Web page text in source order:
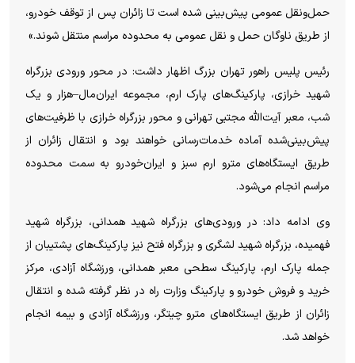
حمل‌ونقل عمومی پیش‌بینی شده است تا زائران پس از توقف خودرو،
از طریق ناوگان حمل و نقل عمومی به محدوده مراسم منتقل شوند.»
رئیس پلیس راهور تهران بزرگ اظهار داشت: در محور ورودی بزرگراه
شهید خرازی، پارکینگ‌های پارک ارم، مجموعه ایران‌مال–هزار و یک
شب، معبر آیت‌الله مجتبی تهرانی و محور بزرگراه خرازی با ظرفیت‌های
پیش‌بینی‌شده آماده خدمات‌رسانی خواهند بود و انتقال زائران از
طریق ایستگاه‌های مترو ارم سبز و ایران‌خودرو به سمت محدوده
مراسم انجام می‌شود.
وی ادامه داد: در ورودی‌های بزرگراه شهید همدانی، بزرگراه شهید
فهمیده، بزرگراه شهید لشگری و بزرگراه فتح نیز پارکینگ‌های پشتیبان از
جمله پارک ارم، پارکینگ سطحی معبر همدانی، ورزشگاه آزادی، مرکز
خرید و فروش خودرو و پارکینگ وزارت راه در نظر گرفته شده و انتقال
زائران از طریق ایستگاه‌های مترو چیتگر، ورزشگاه آزادی و بیمه انجام
خواهد شد.